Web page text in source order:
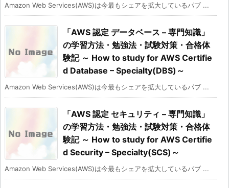
Amazon Web Services(AWS)は今最もシェアを拡大しているパブ ...
「AWS 認定 データベース – 専門知識」
の学習方法・勉強法・試験対策・合格体
験記 ～ How to study for AWS Certifie
d Database – Specialty(DBS)～
Amazon Web Services(AWS)は今最もシェアを拡大しているパブ ...
「AWS 認定 セキュリティ – 専門知識」
の学習方法・勉強法・試験対策・合格体
験記 ～ How to study for AWS Certifie
d Security – Specialty(SCS)～
Amazon Web Services(AWS)は今最もシェアを拡大しているパブ ...